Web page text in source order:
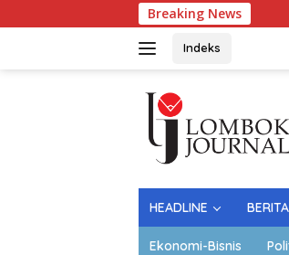
ke
Breaking News
Indeks
HEADLINE BERITA
Ekonomi-Bisnis